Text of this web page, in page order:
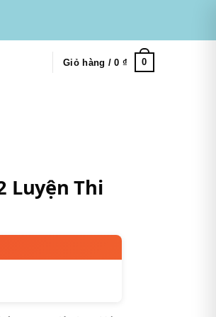
Giỏ hàng /0 ₫ 0
Luyện Thi